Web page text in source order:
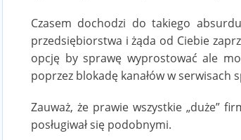
Czasem dochodzi do takiego
przedsiębiorstwa i żąda od Ciebie
opcję by sprawę wyprostować ale
poprzez blokadę kanałów w serwisach
Zauważ, że prawie wszystkie „duże”
posługiwał się podobnymi.